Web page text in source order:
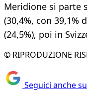
Meridione si parte
(30,4%, con 39,1%
(24,5%), poi in
© RIPRODUZIONE
Seguici anche